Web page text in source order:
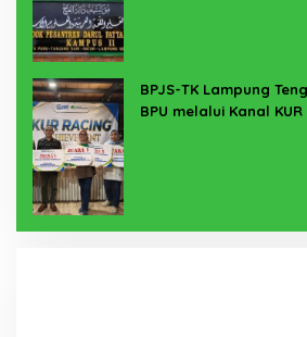
BPJS-TK Lampung
BPU melalui Kanal KUR